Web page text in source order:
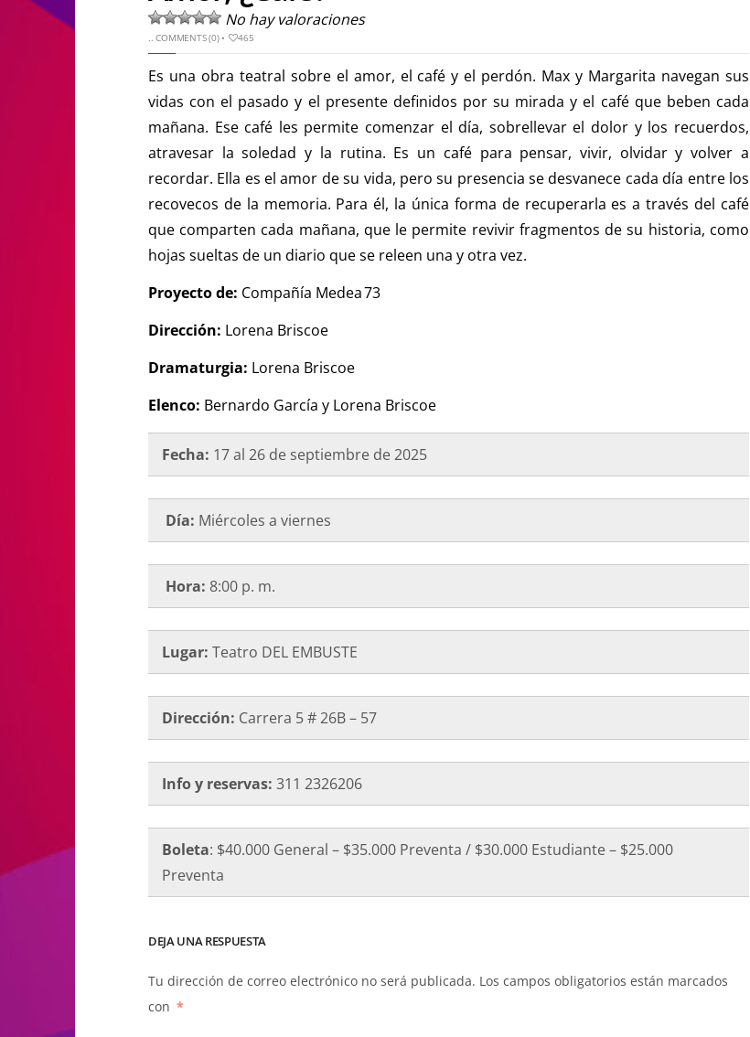
No hay valoraciones
..COMMENTS (0)• 465
Es una obra teatral sobre el amor, el café y el perdón. Max y Margarita navegan sus
vidas con el pasado y el presente definidos por su mirada y el café que beben cada
mañana. Ese café les permite comenzar el día, sobrellevar el dolor y los recuerdos,
atravesar la soledad y la rutina. Es un café para pensar, vivir, olvidar y volver a
recordar. Ella es el amor de su vida, pero su presencia se desvanece cada día entre los
recovecos de la memoria. Para él, la única forma de recuperarla es a través del café
que comparten cada mañana, que le permite revivir fragmentos de su historia, como
hojas sueltas de un diario que se releen una y otra vez.
Proyecto de: Compañía Medea 73
Dirección: Lorena Briscoe
Dramaturgia: Lorena Briscoe
Elenco: Bernardo García y Lorena Briscoe
Fecha: 17 al 26 de septiembre de 2025
Día: Miércoles a viernes
Hora: 8:00 p. m.
Lugar: Teatro DEL EMBUSTE
Dirección: Carrera 5 # 26B – 57
Info y reservas: 311 2326206
Boleta: $40.000 General – $35.000 Preventa / $30.000 Estudiante – $25.000
Preventa
DEJA UNA RESPUESTA
Tu dirección de correo electrónico no será publicada. Los campos obligatorios están marcados
con *